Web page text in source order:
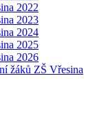
2022
2023
2024
2025
2026
žáků ZŠ Vřesina